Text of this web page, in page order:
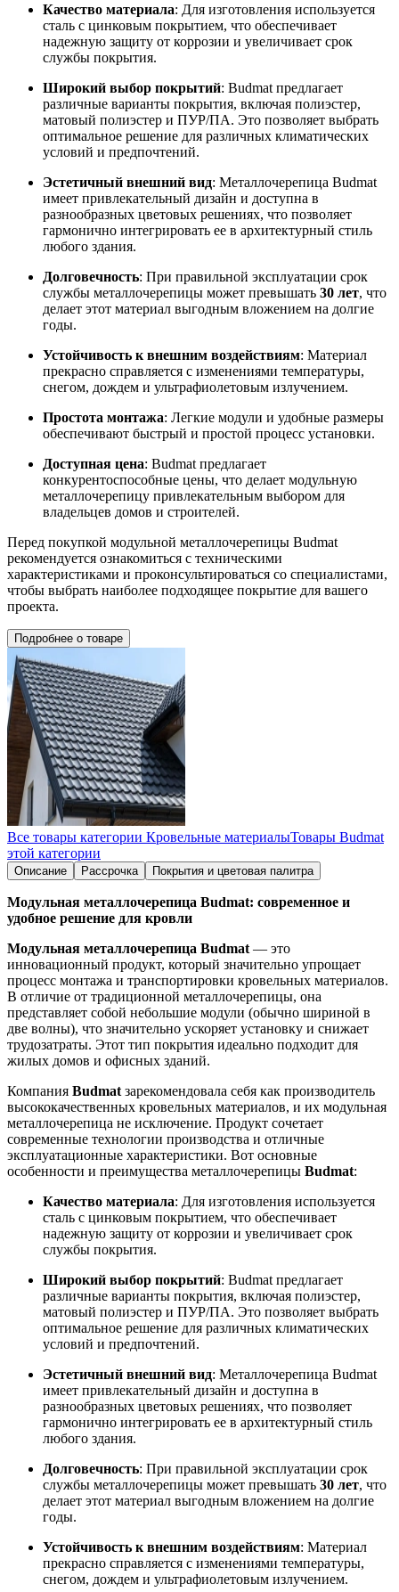
Качество материала: Для изготовления используется
сталь с цинковым покрытием, что обеспечивает
надежную защиту от коррозии и увеличивает срок
службы покрытия.
Широкий выбор покрытий: Budmat предлагает
различные варианты покрытия, включая полиэстер,
матовый полиэстер и ПУР/ПА. Это позволяет выбрать
оптимальное решение для различных климатических
условий и предпочтений.
Эстетичный внешний вид: Металлочерепица Budmat
имеет привлекательный дизайн и доступна в
разнообразных цветовых решениях, что позволяет
гармонично интегрировать ее в архитектурный стиль
любого здания.
Долговечность: При правильной эксплуатации срок
службы металлочерепицы может превышать 30 лет, что
делает этот материал выгодным вложением на долгие
годы.
Устойчивость к внешним воздействиям: Материал
прекрасно справляется с изменениями температуры,
снегом, дождем и ультрафиолетовым излучением.
Простота монтажа: Легкие модули и удобные размеры
обеспечивают быстрый и простой процесс установки.
Доступная цена: Budmat предлагает
конкурентоспособные цены, что делает модульную
металлочерепицу привлекательным выбором для
владельцев домов и строителей.
Перед покупкой модульной металлочерепицы Budmat
рекомендуется ознакомиться с техническими
характеристиками и проконсультироваться со специалистами,
чтобы выбрать наиболее подходящее покрытие для вашего
проекта.
Подробнее о товаре
Все товары категории Кровельные материалыТовары Budmat
этой категории
Описание Рассрочка Покрытия и цветовая палитра
Модульная металлочерепица Budmat: современное и
удобное решение для кровли
Модульная металлочерепица Budmat — это
инновационный продукт, который значительно упрощает
процесс монтажа и транспортировки кровельных материалов.
В отличие от традиционной металлочерепицы, она
представляет собой небольшие модули (обычно шириной в
две волны), что значительно ускоряет установку и снижает
трудозатраты. Этот тип покрытия идеально подходит для
жилых домов и офисных зданий.
Компания Budmat зарекомендовала себя как производитель
высококачественных кровельных материалов, и их модульная
металлочерепица не исключение. Продукт сочетает
современные технологии производства и отличные
эксплуатационные характеристики. Вот основные
особенности и преимущества металлочерепицы Budmat:
Качество материала: Для изготовления используется
сталь с цинковым покрытием, что обеспечивает
надежную защиту от коррозии и увеличивает срок
службы покрытия.
Широкий выбор покрытий: Budmat предлагает
различные варианты покрытия, включая полиэстер,
матовый полиэстер и ПУР/ПА. Это позволяет выбрать
оптимальное решение для различных климатических
условий и предпочтений.
Эстетичный внешний вид: Металлочерепица Budmat
имеет привлекательный дизайн и доступна в
разнообразных цветовых решениях, что позволяет
гармонично интегрировать ее в архитектурный стиль
любого здания.
Долговечность: При правильной эксплуатации срок
службы металлочерепицы может превышать 30 лет, что
делает этот материал выгодным вложением на долгие
годы.
Устойчивость к внешним воздействиям: Материал
прекрасно справляется с изменениями температуры,
снегом, дождем и ультрафиолетовым излучением.